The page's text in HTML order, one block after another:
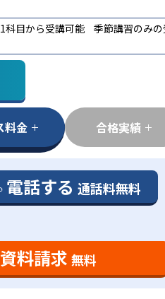
1科目から受講可能
季節講習のみ
料金 合格実績
電話する 通話料無料
料請求 無料